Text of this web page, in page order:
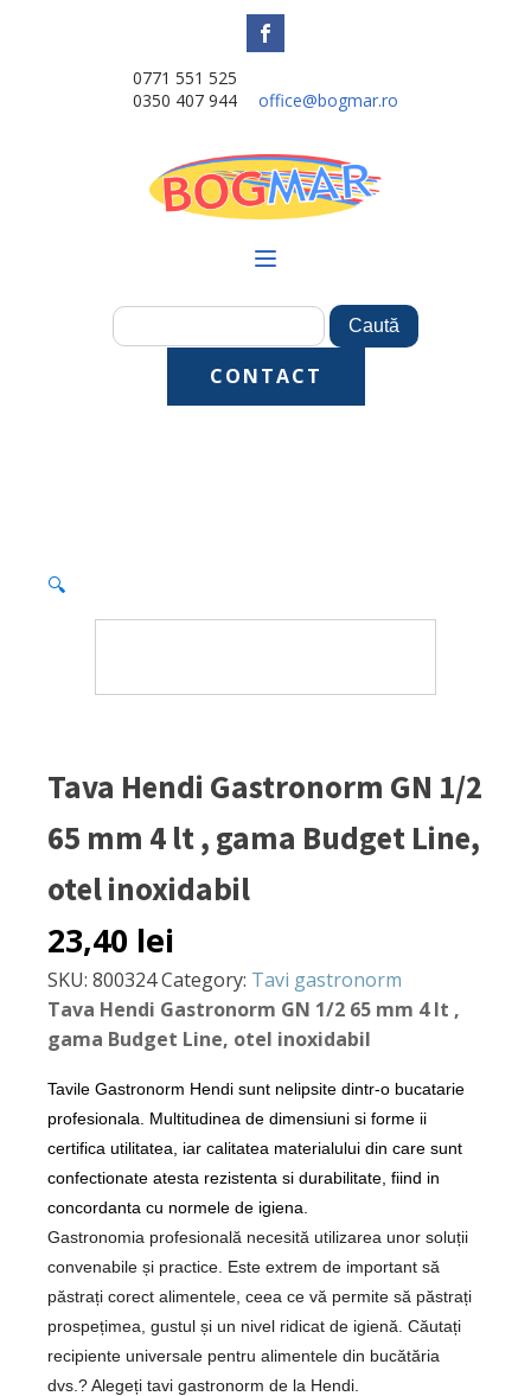
0771 551 525
0350 407 944
office@bogmar.ro
CONTACT
🔍
Tava Hendi Gastronorm GN 1/2
65 mm 4 lt , gama Budget Line,
otel inoxidabil
23,40 lei
SKU: 800324Category: Tavi gastronorm
Tava Hendi Gastronorm GN 1/2 65 mm 4 lt ,
gama Budget Line, otel inoxidabil
Tavile Gastronorm Hendi sunt nelipsite dintr-o bucatarie
profesionala. Multitudinea de dimensiuni si forme ii
certifica utilitatea, iar calitatea materialului din care sunt
confectionate atesta rezistenta si durabilitate, fiind in
concordanta cu normele de igiena.
Gastronomia profesională necesită utilizarea unor soluții
convenabile și practice. Este extrem de important să
păstrați corect alimentele, ceea ce vă permite să păstrați
prospețimea, gustul și un nivel ridicat de igienă. Căutați
recipiente universale pentru alimentele din bucătăria
dvs.? Alegeți tavi gastronorm de la Hendi.